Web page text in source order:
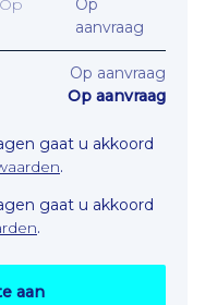
Op
Op
aanvraag
Op aanvraag
Op aanvraag
gaat u akkoord
.
gaat u akkoord
.
aan